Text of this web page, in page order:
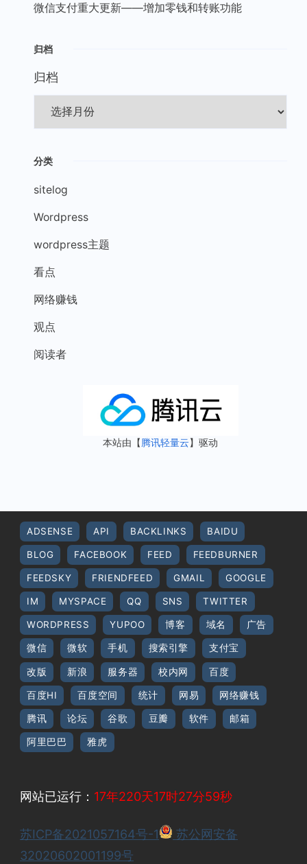
微信支付重大更新——增加零钱和转账功能
归档
归档
分类
sitelog
Wordpress
wordpress主题
看点
网络赚钱
观点
阅读者
本站由【腾讯轻量云】驱动
ADSENSE API BACKLINKS BAIDU
BLOG FACEBOOK FEED FEEDBURNER
FEEDSKY FRIENDFEED GMAIL GOOGLE
IM MYSPACE QQ SNS TWITTER
WORDPRESS YUPOO 博客 域名 广告
微信 微软 手机 搜索引擎 支付宝
改版 新浪 服务器 校内网 百度
百度HI 百度空间 统计 网易 网络赚钱
腾讯 论坛 谷歌 豆瓣 软件 邮箱
阿里巴巴 雅虎
网站已运行： 17年220天17时27分59秒
苏ICP备2021057164号-1
苏公网安备
32020602001199号